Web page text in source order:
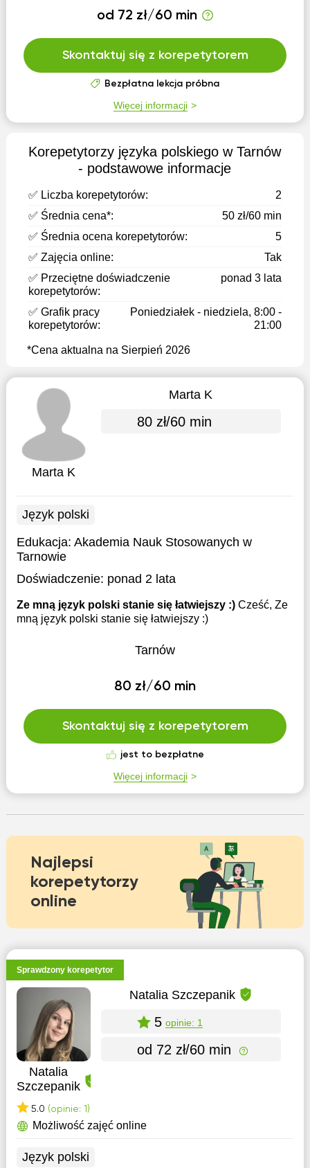
od 72 zł/60 min
Skontaktuj się z korepetytorem
Bezpłatna lekcja próbna
Więcej informacji
Korepetytorzy języka polskiego w Tarnów
- podstawowe informacje
✅ Liczba korepetytorów:
2
✅ Średnia cena*:
50 zł/60 min
✅ Średnia ocena korepetytorów:
5
✅ Zajęcia online:
Tak
✅ Przeciętne doświadczenie
korepetytorów:
ponad 3 lata
✅ Grafik pracy
korepetytorów:
Poniedziałek - niedziela, 8:00 -
21:00
*Cena aktualna na Sierpień 2026
Marta K
Marta K
80 zł/60 min
Język polski
Edukacja: Akademia Nauk Stosowanych w
Tarnowie
Doświadczenie: ponad 2 lata
Ze mną język polski stanie się łatwiejszy :) Cześć, Ze
mną język polski stanie się łatwiejszy :)
Tarnów
80 zł/60 min
Skontaktuj się z korepetytorem
jest to bezpłatne
Więcej informacji
Najlepsi
korepetytorzy
online
Sprawdzony korepetytor
Natalia
Szczepanik
5.0 (opinie: 1)
Natalia Szczepanik
5 opinie: 1
od 72 zł/60 min
Możliwość zajęć online
Język polski